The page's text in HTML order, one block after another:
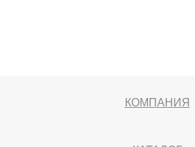
КОМПАНИЯ